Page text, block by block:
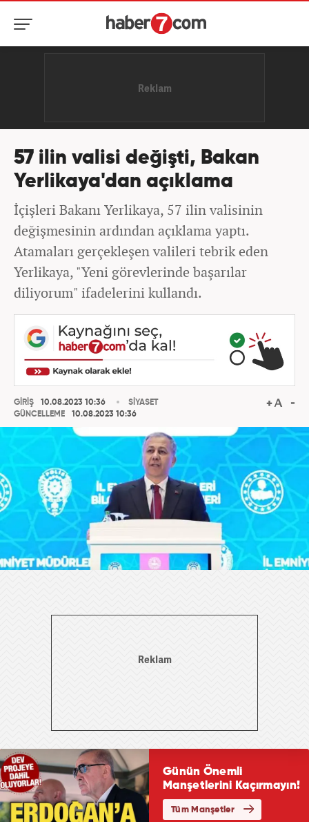
57 ilin valisi değişti, Bakan
Yerlikaya'dan açıklama
İçişleri Bakanı Yerlikaya, 57 ilin valisinin
değişmesinin ardından açıklama yaptı.
Atamaları gerçekleşen valileri tebrik eden
Yerlikaya, "Yeni görevlerinde başarılar
diliyorum" ifadelerini kullandı.
GİRİŞ
10.08.2023 10:36
GÜNCELLEME
10.08.2023 10:36
SİYASET